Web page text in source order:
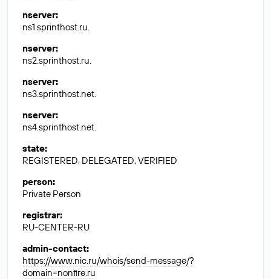
nserver:
ns1.sprinthost.ru.
nserver:
ns2.sprinthost.ru.
nserver:
ns3.sprinthost.net.
nserver:
ns4.sprinthost.net.
state:
REGISTERED, DELEGATED, VERIFIED
person:
Private Person
registrar:
RU-CENTER-RU
admin-contact:
https://www.nic.ru/whois/send-message/?
domain=nonfire.ru